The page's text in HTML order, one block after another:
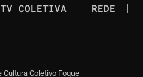
TV COLETIVA REDE
Cultura Coletivo Foque